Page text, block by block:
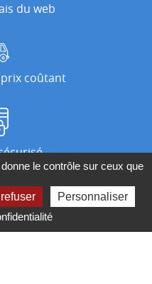
du web
coûtant
le contrôle sur ceux que
Personnaliser